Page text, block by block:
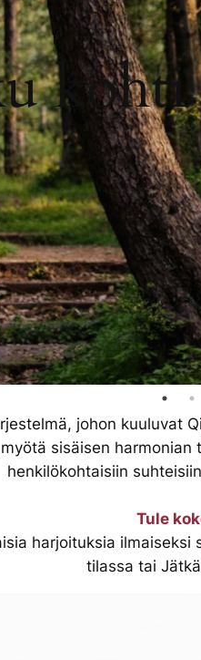
with
June
johon kuuluvat
sisäisen
henkilökohtaisiin
Tule
harjoituksia
tilassa tai